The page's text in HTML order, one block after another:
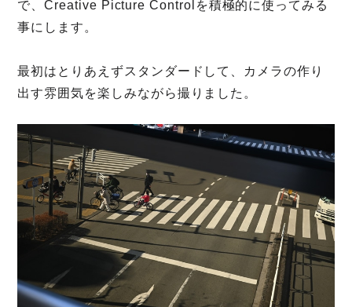
で、Creative Picture Controlを積極的に使ってみる
事にします。
最初はとりあえずスタンダードして、カメラの作り
出す雰囲気を楽しみながら撮りました。